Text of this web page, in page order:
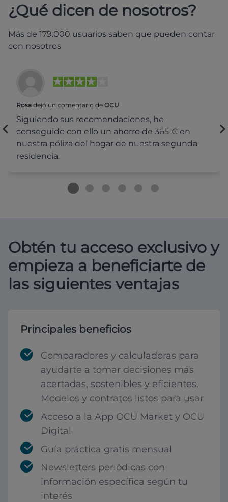
¿Qué dicen de nosotros?
Más de 179.000 usuarios saben que pueden contar
con nosotros
Rosa dejó un comentario de OCU
Siguiendo sus recomendaciones, he
conseguido con ello un ahorro de 365 € en
nuestra póliza del hogar de nuestra segunda
residencia.
Obtén tu acceso exclusivo y
empieza a beneficiarte de
las siguientes ventajas
Principales beneficios
Comparadores y calculadoras para
ayudarte a tomar decisiones más
acertadas, sostenibles y eficientes.
Modelos y contratos listos para usar
Acceso a la App OCU Market y OCU
Digital
Guía práctica gratis mensual
Newsletters periódicas con
información específica según tu
interés